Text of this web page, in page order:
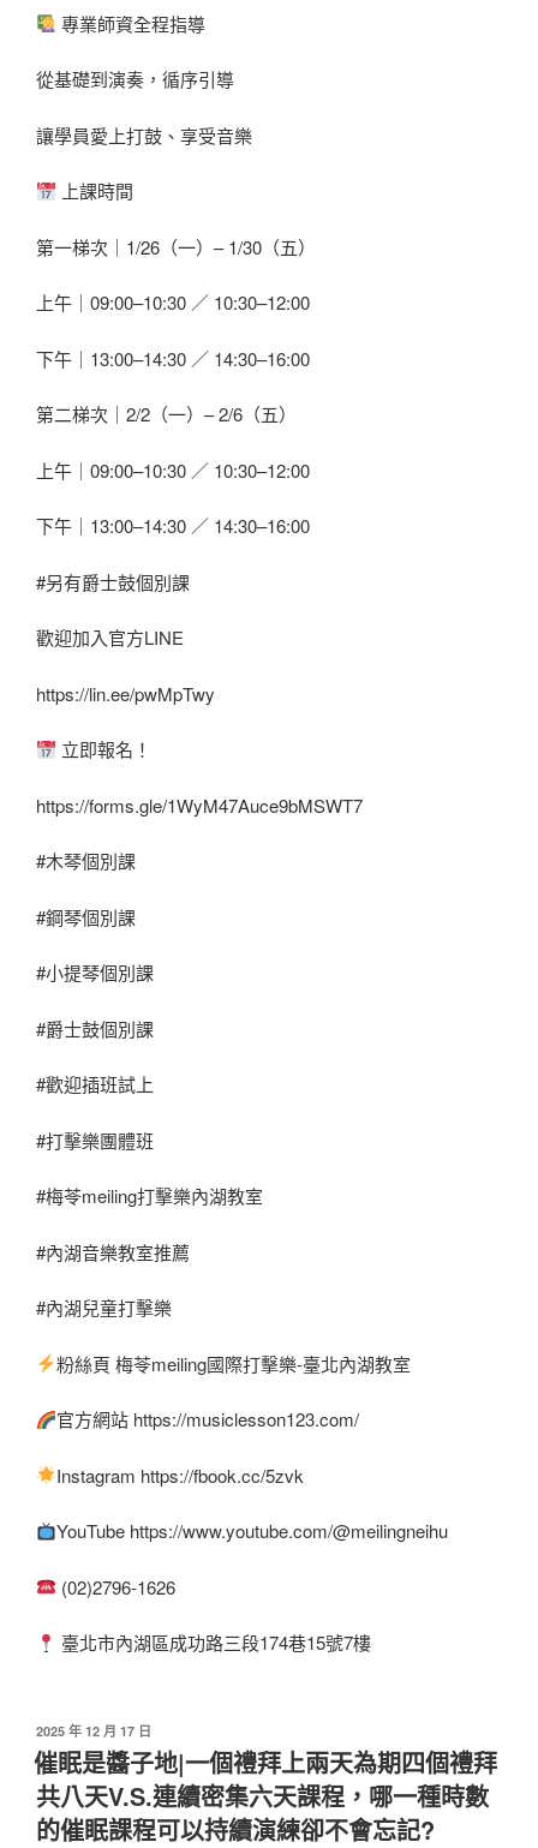
專業師資全程指導
從基礎到演奏，循序引導
讓學員愛上打鼓、享受音樂
上課時間
第一梯次｜1/26（一）– 1/30（五）
上午｜09:00–10:30 ／ 10:30–12:00
下午｜13:00–14:30 ／ 14:30–16:00
第二梯次｜2/2（一）– 2/6（五）
上午｜09:00–10:30 ／ 10:30–12:00
下午｜13:00–14:30 ／ 14:30–16:00
#另有爵士鼓個別課
歡迎加入官方LINE
https://lin.ee/pwMpTwy
立即報名！
https://forms.gle/1WyM47Auce9bMSWT7
#木琴個別課
#鋼琴個別課
#小提琴個別課
#爵士鼓個別課
#歡迎插班試上
#打擊樂團體班
#梅苓meiling打擊樂內湖教室
#內湖音樂教室推薦
#內湖兒童打擊樂
粉絲頁 梅苓meiling國際打擊樂-臺北內湖教室
官方網站 https://musiclesson123.com/
Instagram https://fbook.cc/5zvk
YouTube https://www.youtube.com/@meilingneihu
(02)2796-1626
臺北市內湖區成功路三段174巷15號7樓
2025 年 12 月 17 日
催眠是醬子地|一個禮拜上兩天為期四個禮拜
共八天V.S.連續密集六天課程，哪一種時數
的催眠課程可以持續演練卻不會忘記?